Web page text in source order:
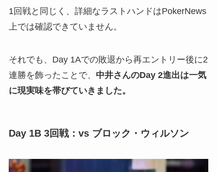
1回戦と同じく、詳細なラストハンドはPokerNews
上では確認できていません。
それでも、Day 1Aでの敗退から再エントリー後に2
連勝を飾ったことで、 中井さんのDay 2進出は一気
に現実味を帯びていきました。
Day 1B 3回戦：vs ブロック・ウィルソン